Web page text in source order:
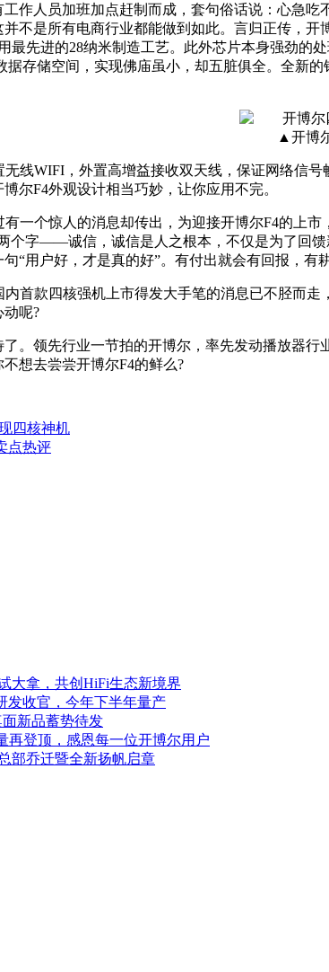
作人员加班加点赶制而成，套句俗话说：心急
不是所有电商行业都能做到如此。言归正传，
最先进的28纳米制造工艺。此外芯片本身强劲
存储空间，实现佛庙虽小，却五脏俱全。全新
▲开博
线WIFI，外置高增益接收双天线，保证网络信
尔F4外观设计相当巧妙，让你应用不完。
一个惊人的消息却传出，为迎接开博尔F4的上
个字——诚信，诚信是人之根本，不仅是为了回
“用户好，才是真的好”。有付出就会有回报，有
首款四核强机上市得发大手笔的消息已不胫而
呢?
。领先行业一节拍的开博尔，率先发动播放器
想去尝尝开博尔F4的鲜么?
四核神机
点热评
大拿，共创HiFi生态新境界
发收官，今年下半年量产
新品蓄势待发
再登顶，感恩每一位开博尔用户
部乔迁暨全新扬帆启章